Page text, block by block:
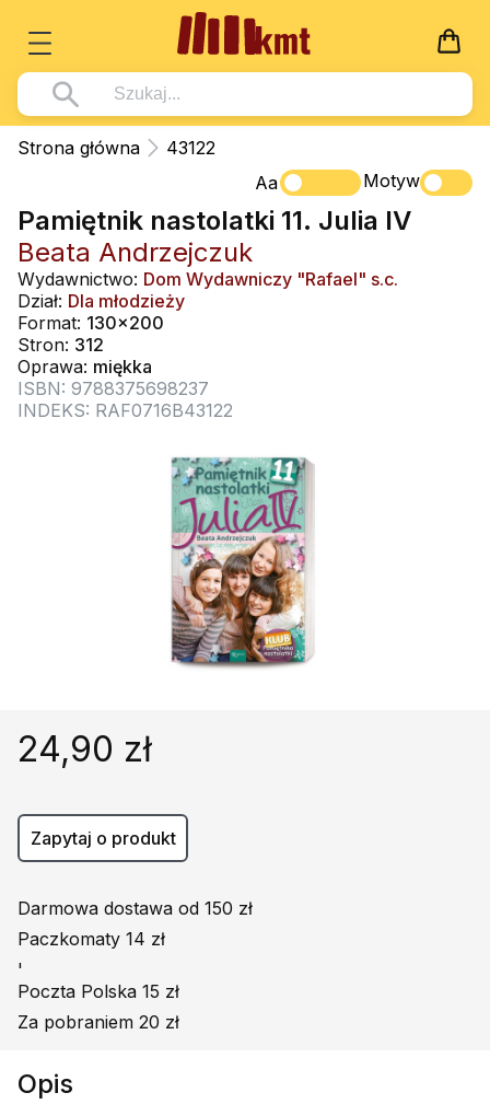
Książki
Wszystko z kategorii - Książki
Pismo Święte
Kościół Katolicki
Duszpasterstwo
Teologia
Życie chrześcijańskie
Duchowość
Książki obcojęzyczne
Poradniki, leksykony...
Podręczniki szkolne
Promocja
Wszystko z kategorii - Multimedia
DVD
CD-ROM
Muzyka
Rekolekcje i inne na CD
Śpiew i modlitwa
Muzyka klasyczna
Dla Dzieci
Wszystko z kategorii - Dla Dzieci
Literatura (D)
Płyty, DVD (D)
Podręczniki i pomoce dydaktyczne
Podręczniki
Wszystko z kategorii - Podręczniki
Podręczniki i pomoce dydaktyczne
Zabawa i Nauka
Nowości
Zaloguj się
Strona główna
43122
Aa
Motyw
Pamiętnik nastolatki 11. Julia IV
Beata Andrzejczuk
Wydawnictwo: Dom Wydawniczy "Rafael" s.c.
Dział: Dla młodzieży
Format: 130x200
Stron: 312
Oprawa: miękka
ISBN: 9788375698237
INDEKS: RAF0716B43122
24,90 zł
Zapytaj o produkt
Darmowa dostawa od 150 zł
Paczkomaty 14 zł
'
Poczta Polska 15 zł
Za pobraniem 20 zł
Opis